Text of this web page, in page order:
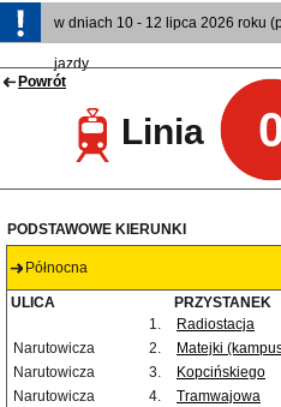
w dniach 10 - 12 lipca 2026 roku
jazdy
Powrót
Linia
PODSTAWOWE KIERUNKI
Północna
ULICA PRZYSTANEK
1.
Radiostacja
Narutowicza
2. Matejki
Narutowicza
3. Kopcińskiego
Narutowicza
4. Tramwajowa